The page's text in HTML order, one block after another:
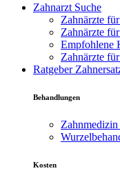
Zahnarzt Suche
Zahnärzte
Zahnärzte
Empfohlene
Zahnärzte
Ratgeber
Behandlungen
Kosten